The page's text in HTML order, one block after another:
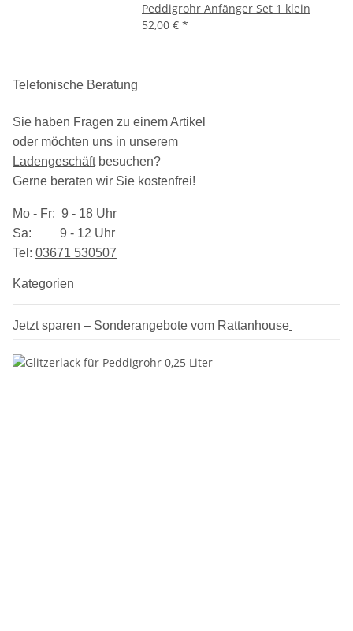
Peddigrohr Anfänger Set 1 klein
52,00 € *
Telefonische Beratung
Sie haben Fragen zu einem Artikel
oder möchten uns in unserem
Ladengeschäftbesuchen?
Gerne beraten wir Sie kostenfrei!
Mo - Fr: 9 - 18 Uhr
Sa: 9 - 12 Uhr
Tel: 03​671 530507
Kategorien
Jetzt sparen – Sonderangebote vom Rattanhouse